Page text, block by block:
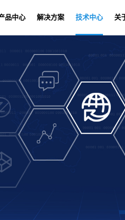
品中心 解决方案 技术中心 关